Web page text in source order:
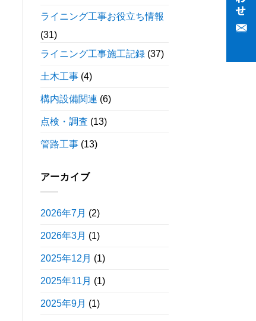
ライニング工事お役立ち情報
(31)
ライニング工事施工記録(37)
土木工事(4)
構内設備関連 (6)
点検・調査 (13)
管路工事(13)
アーカイブ
2026年7月 (2)
2026年3月 (1)
2025年12月 (1)
2025年11月 (1)
2025年9月 (1)